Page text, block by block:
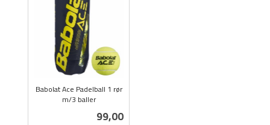
Babolat Ace Padelball 1 rør
m/3 baller
Pris
99,00